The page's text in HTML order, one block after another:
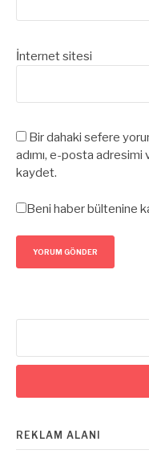
İnternet sitesi
Bir dahaki sefere
adımı, e-posta adresimi
kaydet.
Beni haber bültenine
REKLAM ALANI